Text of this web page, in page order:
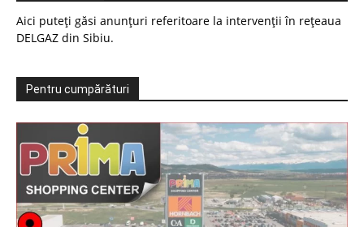
Aici puteți găsi anunțuri referitoare la intervenții în rețeaua
DELGAZ din Sibiu.
Pentru cumpărături